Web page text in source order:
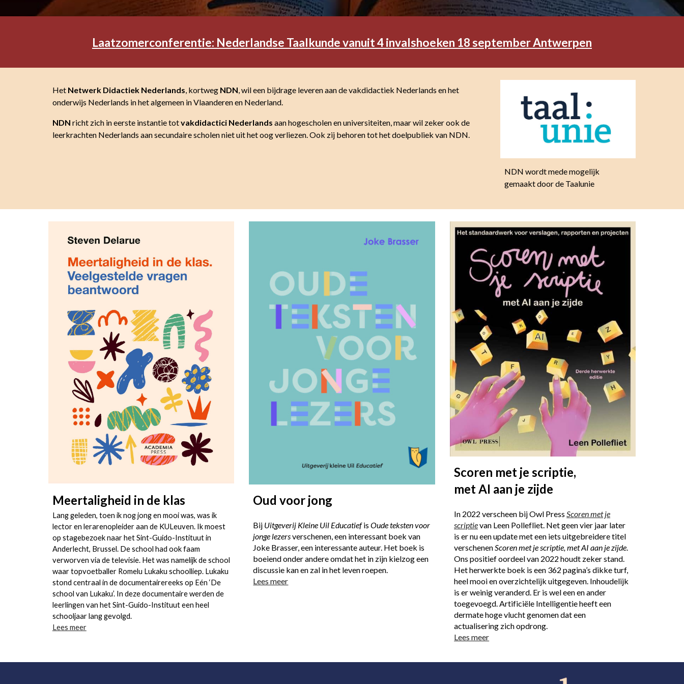
Laatzomerconferentie: Nederlandse Taalkunde vanuit 4 invalshoeken 18 september Antwerpen
Het Netwerk Didactiek Nederlands, kortweg NDN, wil een bijdrage leveren aan de vakdidactiek Nederlands en het
onderwijs Nederlands in het algemeen in Vlaanderen en Nederland.
NDN richt zich in eerste instantie totvakdidactici Nederlands aan hogescholen en universiteiten, maar wil zeker ook de
leerkrachten Nederlands aan secundaire scholen niet uit het oog verliezen. Ook zij behoren tot het doelpubliek van NDN.
NDN wordt mede mogelijk
gemaakt door de Taalunie
Meertaligheid in de klas
Lang geleden, toen ik nog jong en mooi was, was ik
lector en lerarenopleider aan de KULeuven. Ik moest
op stagebezoek naar het Sint-Guido-Instituut in
Anderlecht, Brussel. De school had ook faam
verworven via de televisie. Het was namelijk de school
waar topvoetballer Romelu Lukaku schoolliep. Lukaku
stond centraal in de documentairereeks op Eén ‘De
school van Lukaku’. In deze documentaire werden de
leerlingen van het Sint-Guido-Instituut een heel
schooljaar lang gevolgd.
Lees meer
Oud voor jong
Bij Uitgeverij Kleine Uil EducatiefisOude teksten voor
jonge lezersverschenen, een interessant boek van
Joke Brasser, een interessante auteur. Het boek is
boeiend onder andere omdat het in zijn kielzog een
discussie kan en zal in het leven roepen.
Lees meer
Scoren met je scriptie,
met AI aan je zijde
In 2022 verscheen bij Owl Press Scoren met je
scriptievan Leen Pollefliet. Net geen vier jaar later
is er nu een update met een iets uitgebreidere titel
verschenen Scoren met je scriptie, met AI aan je zijde
Ons positief oordeel van 2022 houdt zeker stand.
Het herwerkte boek is een 362 pagina’s dikke turf,
heel mooi en overzichtelijk uitgegeven. Inhoudelijk
is er weinig veranderd. Er is wel een en ander
toegevoegd. Artificiële Intelligentie heeft een
dermate hoge vlucht genomen dat een
actualisering zich opdrong.
Lees meer